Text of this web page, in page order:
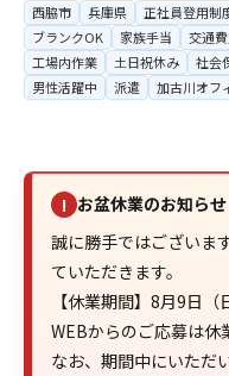
西脇市 兵庫県 正社員登用制
ブランクOK
家族手当 交通
工場内作業
土日祝休み 社会
男性活躍中
派遣 加古川オフ
! お盆休業のお知らせ
誠に勝手ではございま
ていただきます。
【休業期間】8月9日（
WEBからのご応募は休
なお、期間中にいただ